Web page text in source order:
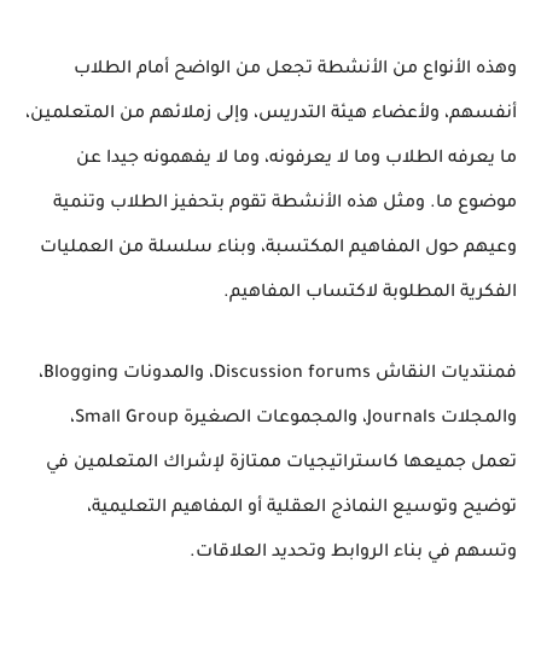
وهذه الأنواع من الأنشطة تجعل من الواضح أمام الطلاب
أنفسهم، ولأعضاء هيئة التدريس، وإلى زملائهم من المتعلمين،
ما يعرفه الطلاب وما لا يعرفونه، وما لا يفهمونه جيدا عن
موضوع ما. ومثل هذه الأنشطة تقوم بتحفيز الطلاب وتنمية
وعيهم حول المفاهيم المكتسبة، وبناء سلسلة من العمليات
الفكرية المطلوبة لاكتساب المفاهيم.
فمنتديات النقاش Discussion forums، والمدونات Blogging،
والمجلات Journals، والمجموعات الصغيرة Small Group،
تعمل جميعها كاستراتيجيات ممتازة لإشراك المتعلمين في
توضيح وتوسيع النماذج العقلية أو المفاهيم التعليمية،
وتسهم في بناء الروابط وتحديد العلاقات.